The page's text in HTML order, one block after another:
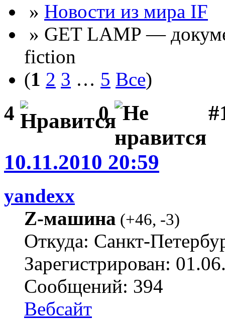
» Новости из мира IF
» GET LAMP —
fiction
(1 2 3 … 5 Все)
4 0
10.11.2010 20:59
yandexx
Z-машина (+46, -3)
Откуда: Санкт-
Зарегистрирован:
Сообщений: 394
Вебсайт